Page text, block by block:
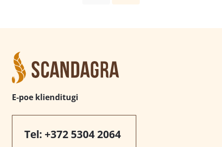
E-poe klienditugi
Tel: +372 5304 2064